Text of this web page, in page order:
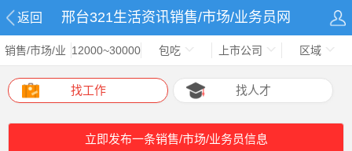
返回 邢台321生活资讯销售/市场/业务员网
销售/市场/业 12000~30000 包吃 上市公司 区域
找工作 找人才
立即发布一条销售/市场/业务员信息